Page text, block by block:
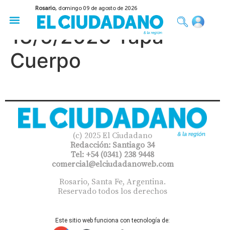
Rosario, domingo 09 de agosto de 2026
13/5/2026 Tapa
Cuerpo
(c) 2025 El Ciudadano
Redacción: Santiago 34
Tel: +54 (0341) 238 9448
comercial@elciudadanoweb.com​
Rosario, Santa Fe, Argentina.
Reservado todos los derechos
Este sitio web funciona con tecnología de: